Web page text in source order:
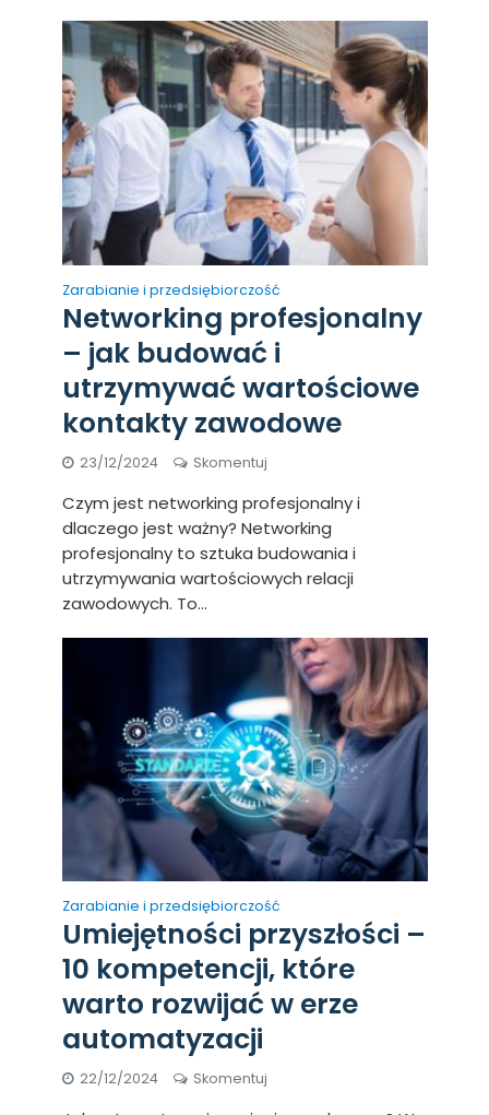
Zarabianie i przedsiębiorczość
Networking profesjonalny
– jak budować i
utrzymywać wartościowe
kontakty zawodowe
23/12/2024 Skomentuj
Czym jest networking profesjonalny i
dlaczego jest ważny? Networking
profesjonalny to sztuka budowania i
utrzymywania wartościowych relacji
zawodowych. To...
Zarabianie i przedsiębiorczość
Umiejętności przyszłości –
10 kompetencji, które
warto rozwijać w erze
automatyzacji
22/12/2024 Skomentuj